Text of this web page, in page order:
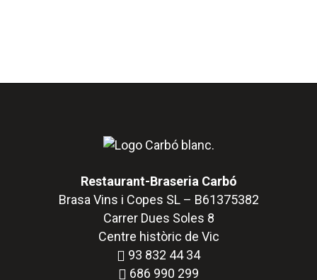
Restaurant-Braseria Carbó
Brasa Vins i Copes SL – B61375382
Carrer Dues Soles 8
Centre històric de Vic
93 832 44 34
686 990 299